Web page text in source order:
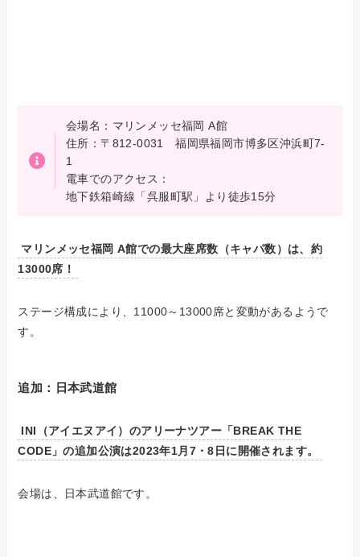
会場名：マリンメッセ福岡 A館
住所：〒812-0031 福岡県福岡市博多区沖浜町7-
1
電車でのアクセス：
地下鉄箱崎線「呉服町駅」より徒歩15分
マリンメッセ福岡 A館での最大座席数（キャパ数）は、約
13000席！
ステージ構成により、11000～13000席と変動があるようで
す。
追加：日本武道館
INI（アイエヌアイ）のアリーナツアー「BREAK THE
CODE」の追加公演は2023年1月7・8日に開催されます。
会場は、日本武道館です。